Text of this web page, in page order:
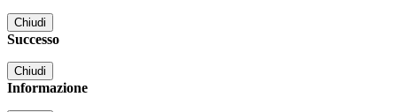
Chiudi
Successo
Chiudi
Informazione